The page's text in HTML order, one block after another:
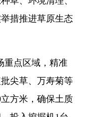
措推进草原生态
重点区域，精准
尖草、万寿菊等
方米，确保土质